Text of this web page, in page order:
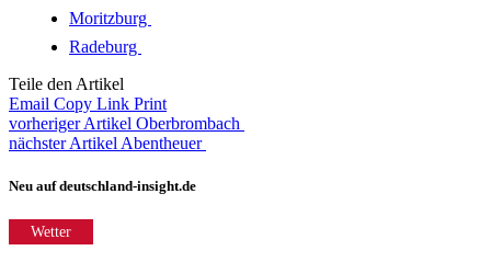
Moritzburg
Radeburg
Teile den Artikel
Email Copy Link Print
vorheriger Artikel Oberbrombach
nächster Artikel Abentheuer
Neu auf deutschland-insight.de
Wetter